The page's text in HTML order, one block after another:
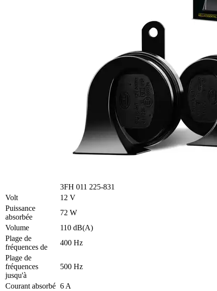
3FH 011 225-831
Volt
12 V
Puissance
absorbée
72 W
Volume
110 dB(A)
Plage de
fréquences de
400 Hz
Plage de
fréquences
jusqu'à
500 Hz
Courant absorbé 6 A